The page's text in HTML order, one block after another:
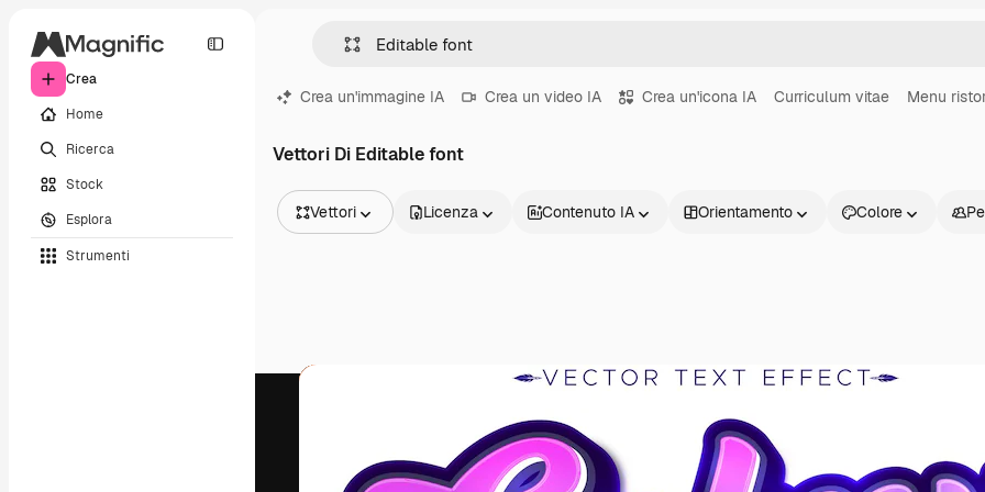
Crea
Home
Ricerca
Stock
Esplora
Strumenti
Crea un'immagine IA Crea un video IA Crea un'icona IA Curriculum vitae Menu
Vettori Di Editable font
Vettori
Video
Licenza Contenuto IA Orientamento Colore
Prodotti Inizia